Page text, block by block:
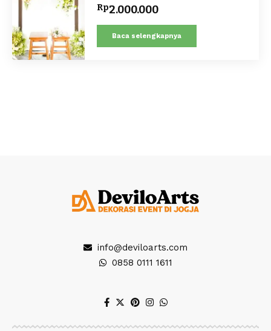
Rp2.000.000
Baca selengkapnya
info@deviloarts.com
0858 0111 1611